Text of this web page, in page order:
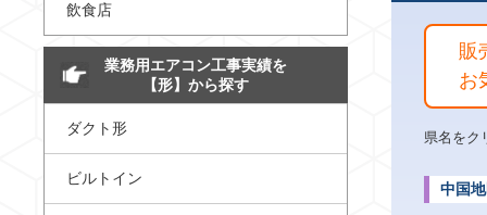
販
お
県名をク
中国
飲食店
業務用エアコン工事実績を
【形】から探す
ダクト形
ビルトイン